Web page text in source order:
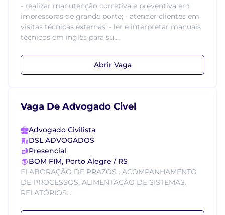
- realizar manutenção corretiva e preventiva em
impressoras de grande porte; - atender clientes em
visitas técnicas externas; - ler e interpretar manuais
técnicos em inglês para su...
Abrir Vaga
Vaga De Advogado Civel
Advogado Civilista
DSL ADVOGADOS
Presencial
BOM FIM, Porto Alegre / RS
ELABORAÇÃO DE PRAZOS . ACOMPANHAMENTO
DE PROCESSOS. ALIMENTAÇÃO DE SISTEMAS.
RELATÓRIOS....